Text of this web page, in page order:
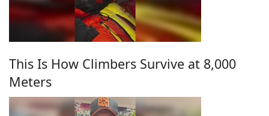
This Is How Climbers Survive at 8,000
Meters